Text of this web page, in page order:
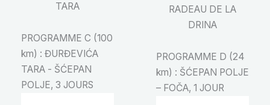
TARA
PROGRAMME C (100
km) : ĐURĐEVIĆA
TARA - ŠĆEPAN
POLJE, 3 JOURS
RADEAU DE LA
DRINA
PROGRAMME D (24
km) : ŠĆEPAN POLJE
– FOČA, 1 JOUR